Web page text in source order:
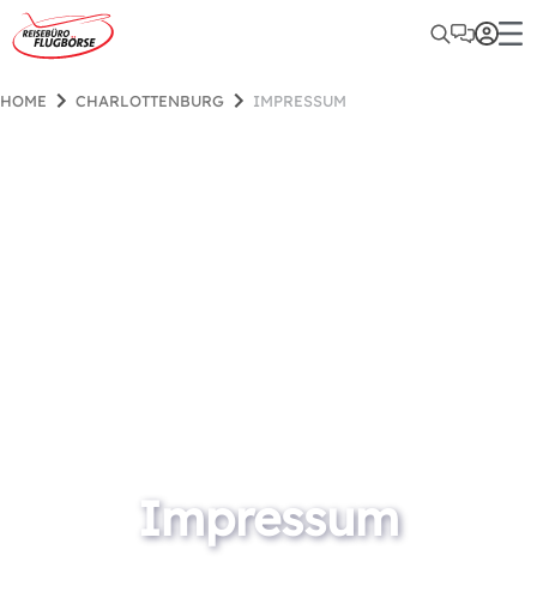
HOME CHARLOTTENBURG IMPRESSUM
Impressum